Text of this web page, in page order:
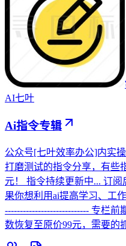
AI七叶
Ai指令专辑
公众号[七叶效率办公]内实
打磨测试的指令分享，有些
元！ 指令持续更新中... 订
果你想利用ai提高学习、工
---------------------------- 专栏
数恢复至原价99元，需要的